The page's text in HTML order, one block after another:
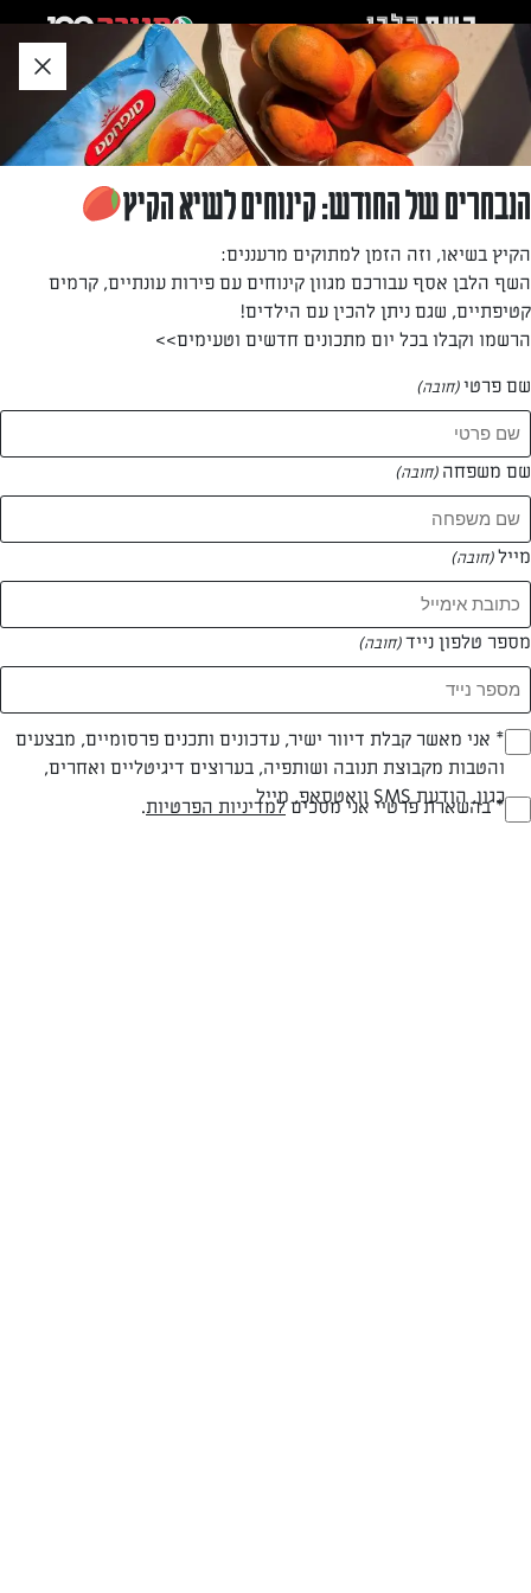
לאזור
תוכן
תחתון
חזרה לעמוד הבית
נירה יוגב
—
המתכונים של
1 מתכונים
מרק עגבניות מעודן מוקרם
הנבחרים של החודש: קינוחים לשיא הקיץ
הקיץ בשיאו, וזה הזמן למתוקים מרעננים:
השף הלבן אסף עבורכם מגוון קינוחים עם פירות עונתיים, קרמים
קטיפתיים, שגם ניתן להכין עם הילדים!
הרשמו וקבלו בכל יום מתכונים חדשים וטעימים>>
שם פרטי(חובה)
שם משפחה (חובה)
מייל(חובה)
מספר טלפון נייד(חובה)
Opt_In
(חובה)
* אני מאשר קבלת דיוור ישיר, עדכונים ותכנים פרסומיים, מבצעים
והטבות מקבוצת תנובה ושותפיה, בערוצים דיגיטליים ואחרים,
כגון, הודעת SMS וואטסאפ, מייל
RegulationsApproved
* בהשארת פרטיי אני מסכיםלמדיניות הפרטיות.